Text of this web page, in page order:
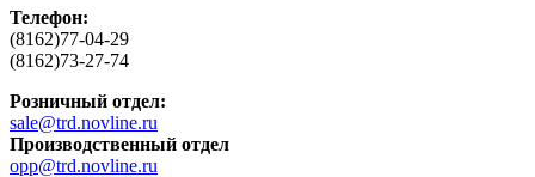
Телефон:
(8162)77-04-29
(8162)73-27-74
Розничный отдел:
sale@trd.novline.ru
Производственный отдел
opp@trd.novline.ru